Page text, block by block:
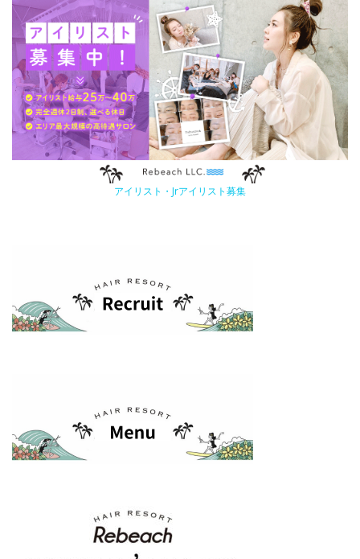
アイリスト・Jrアイリスト募集